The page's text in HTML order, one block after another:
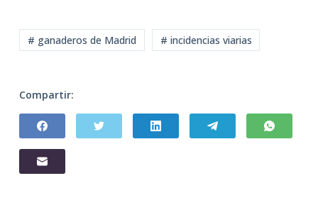
# ganaderos de Madrid # incidencias viarias
Compartir: